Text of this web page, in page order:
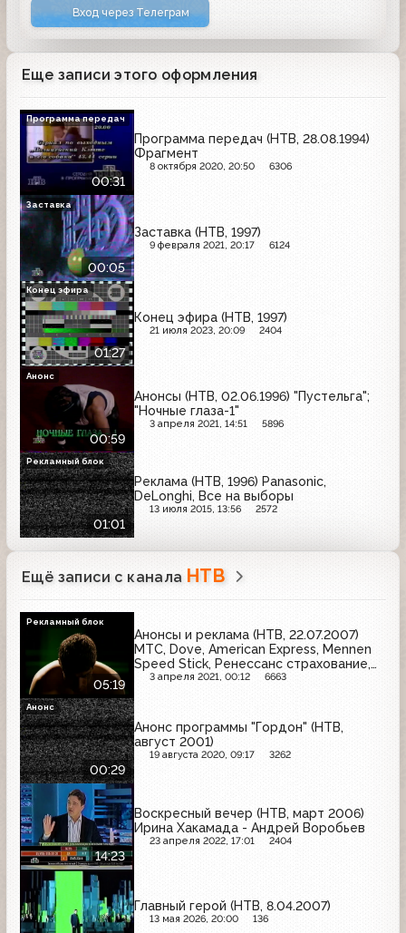
Вход через Телеграм
Еще записи этого оформления
00:31
Программа передач (НТВ, 28.08.1994)
Фрагмент
8 октября 2020, 20:50 6306
Программа передач
00:05
Заставка (НТВ, 1997)
9 февраля 2021, 20:17 6124
Заставка
01:27
Конец эфира (НТВ, 1997)
21 июля 2023, 20:09 2404
Конец эфира
00:59
Анонсы (НТВ, 02.06.1996) "Пустельга";
"Ночные глаза-1"
3 апреля 2021, 14:51 5896
Анонс
01:01
Реклама (НТВ, 1996) Panasonic,
DeLonghi, Все на выборы
13 июля 2015, 13:56 2572
Рекламный блок
Ещё записи с канала НТВ
05:19
Анонсы и реклама (НТВ, 22.07.2007)
МТС, Dove, American Express, Mennen
Speed Stick, Ренессанс страхование,
Евросеть, Colgate, Orbit, Билайн
3 апреля 2021, 00:12 6663
Рекламный блок
00:29
Анонс программы "Гордон" (НТВ,
август 2001)
19 августа 2020, 09:17 3262
Анонс
14:23
Воскресный вечер (НТВ, март 2006)
Ирина Хакамада - Андрей Воробьев
23 апреля 2022, 17:01 2404
Главный герой (НТВ, 8.04.2007)
13 мая 2026, 20:00 136